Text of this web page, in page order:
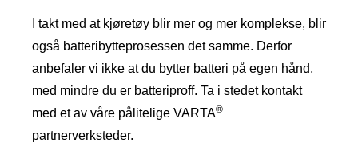
I takt med at kjøretøy blir mer og mer komplekse, blir
også batteribytteprosessen det samme. Derfor
anbefaler vi ikke at du bytter batteri på egen hånd,
med mindre du er batteriproff. Ta i stedet kontakt
med et av våre pålitelige VARTA®
partnerverksteder.